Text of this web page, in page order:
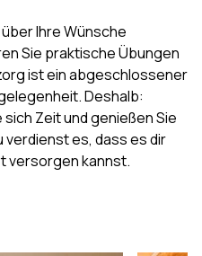
Ihre Wünsche
Sie praktische Übungen
ist ein abgeschlossener
Deshalb:
sich Zeit und genießen Sie
verdienst es, dass es dir
versorgen kannst.